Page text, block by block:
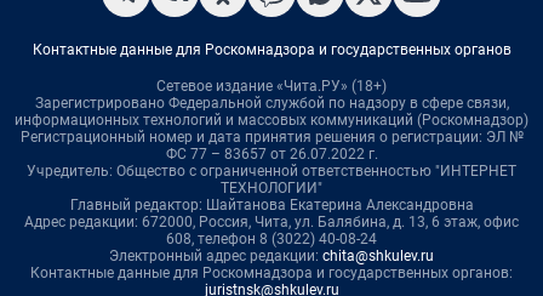
Контактные данные для Роскомнадзора и государственных органов
Сетевое издание «Чита.РУ» (18+)
Зарегистрировано Федеральной службой по надзору в сфере связи,
информационных технологий и массовых коммуникаций (Роскомнадзор)
Регистрационный номер и дата принятия решения о регистрации: ЭЛ №
ФС 77 – 83657 от 26.07.2022 г.
Учредитель: Общество с ограниченной ответственностью "ИНТЕРНЕТ
ТЕХНОЛОГИИ"
Главный редактор: Шайтанова Екатерина Александровна
Адрес редакции: 672000, Россия, Чита, ул. Балябина, д. 13, 6 этаж, офис
608, телефон 8 (3022) 40-08-24
Электронный адрес редакции: chita@shkulev.ru
Контактные данные для Роскомнадзора и государственных органов:
juristnsk@shkulev.ru